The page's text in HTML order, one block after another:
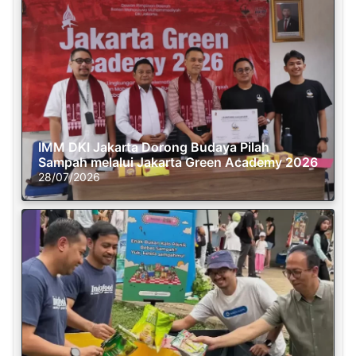
IMM DKI Jakarta Dorong Budaya Pilah
Sampah melalui Jakarta Green Academy 2026
28/07/2026